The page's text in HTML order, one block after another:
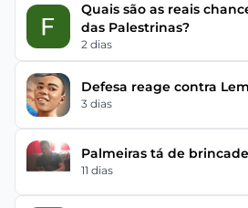
Quais são as reais
das Palestrinas?
2 dias
Defesa reage contra
3 dias
Palmeiras tá de
11 dias